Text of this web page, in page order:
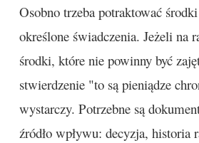
Osobno trzeba potraktować
określone świadczenia. Jeżeli na
środki, które nie powinny być
stwierdzenie "to są pieniądze
wystarczy. Potrzebne są
źródło wpływu: decyzja, historia